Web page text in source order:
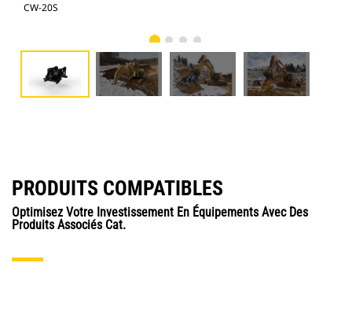
CW-20S
PRODUITS COMPATIBLES
Optimisez Votre Investissement En Équipements Avec Des
Produits Associés Cat.